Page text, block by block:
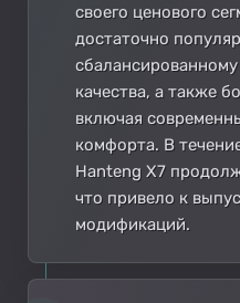
своего ценового
достаточно
качества, а также
включая
комфорта. В
Hanteng X7
что привело к
модификаций.